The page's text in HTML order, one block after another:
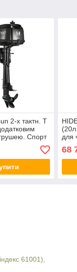
2-х тактн. Т
Cпорт
для
68
61001),